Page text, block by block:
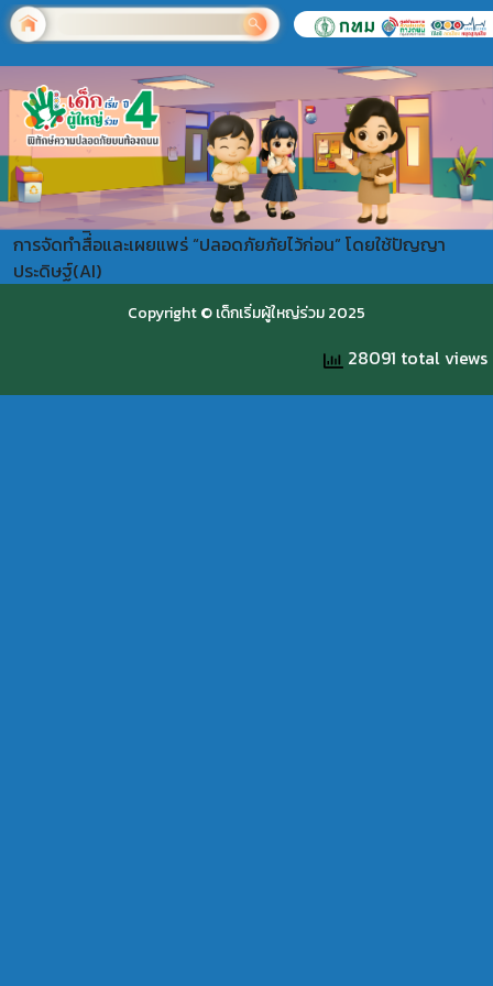
การจัดทำสื่ิอและเผยแพร่ “ปลอดภัยภัยไว้ก่อน” โดยใช้ปัญญา
ประดิษฐ์(AI)
Copyright © เด็กเริ่มผู้ใหญ่ร่วม 2025
28091 total views